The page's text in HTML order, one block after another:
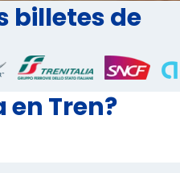
billetes de
Tren?